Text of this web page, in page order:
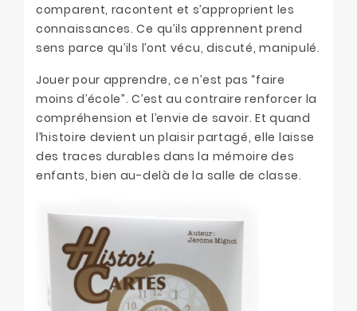
comparent, racontent et s’approprient les
connaissances. Ce qu’ils apprennent prend
sens parce qu’ils l’ont vécu, discuté, manipulé.
Jouer pour apprendre, ce n’est pas “faire
moins d’école”. C’est au contraire renforcer la
compréhension et l’envie de savoir. Et quand
l’histoire devient un plaisir partagé, elle laisse
des traces durables dans la mémoire des
enfants, bien au-delà de la salle de classe.